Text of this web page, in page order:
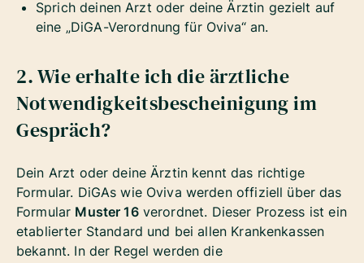
Sprich deinen Arzt oder deine Ärztin gezielt auf
eine „DiGA-Verordnung für Oviva“ an.
2. Wie erhalte ich die ärztliche
Notwendigkeitsbescheinigung im
Gespräch?
Dein Arzt oder deine Ärztin kennt das richtige
Formular. DiGAs wie Oviva werden offiziell über das
Formular Muster 16verordnet. Dieser Prozess ist ein
etablierter Standard und bei allen Krankenkassen
bekannt. In der Regel werden die